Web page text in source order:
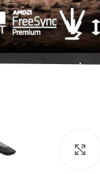
לחץ